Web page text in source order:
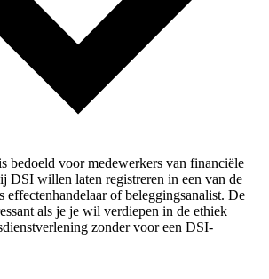
bedoeld voor medewerkers van financiële
DSI willen laten registreren in een van de
effectenhandelaar of beleggingsanalist. De
als je je wil verdiepen in de ethiek
zonder voor een DSI-